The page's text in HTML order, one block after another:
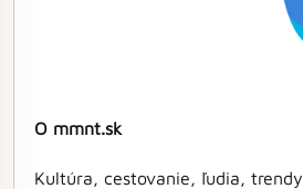
O mmnt.sk
Kultúra, cestovanie, ľudia,